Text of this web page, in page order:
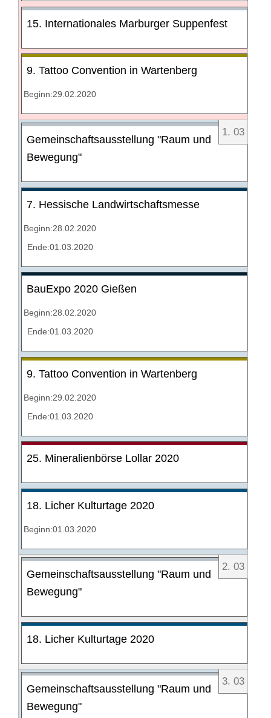
15. Internationales Marburger Suppenfest
9. Tattoo Convention in Wartenberg
Beginn:29.02.2020
1. 03
Gemeinschaftsausstellung "Raum und
Bewegung"
7. Hessische Landwirtschaftsmesse
Beginn:28.02.2020
Ende:01.03.2020
BauExpo 2020 Gießen
Beginn:28.02.2020
Ende:01.03.2020
9. Tattoo Convention in Wartenberg
Beginn:29.02.2020
Ende:01.03.2020
25. Mineralienbörse Lollar 2020
18. Licher Kulturtage 2020
Beginn:01.03.2020
2. 03
Gemeinschaftsausstellung "Raum und
Bewegung"
18. Licher Kulturtage 2020
3. 03
Gemeinschaftsausstellung "Raum und
Bewegung"